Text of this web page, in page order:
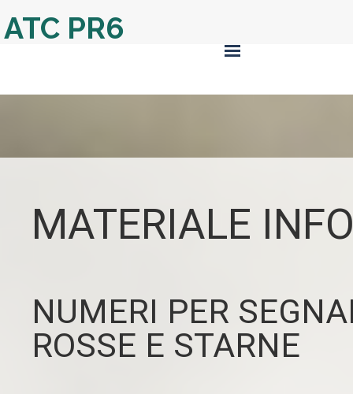
ATC PR6
MATERIALE
NUMERI PER
ROSSE E STARNE